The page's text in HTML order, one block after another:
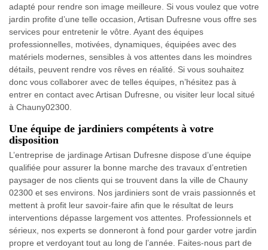
adapté pour rendre son image meilleure. Si vous voulez que votre
jardin profite d’une telle occasion, Artisan Dufresne vous offre ses
services pour entretenir le vôtre. Ayant des équipes
professionnelles, motivées, dynamiques, équipées avec des
matériels modernes, sensibles à vos attentes dans les moindres
détails, peuvent rendre vos rêves en réalité. Si vous souhaitez
donc vous collaborer avec de telles équipes, n’hésitez pas à
entrer en contact avec Artisan Dufresne, ou visiter leur local situé
à Chauny02300.
Une équipe de jardiniers compétents à votre
disposition
L’entreprise de jardinage Artisan Dufresne dispose d’une équipe
qualifiée pour assurer la bonne marche des travaux d’entretien
paysager de nos clients qui se trouvent dans la ville de Chauny
02300 et ses environs. Nos jardiniers sont de vrais passionnés et
mettent à profit leur savoir-faire afin que le résultat de leurs
interventions dépasse largement vos attentes. Professionnels et
sérieux, nos experts se donneront à fond pour garder votre jardin
propre et verdoyant tout au long de l’année. Faites-nous part de